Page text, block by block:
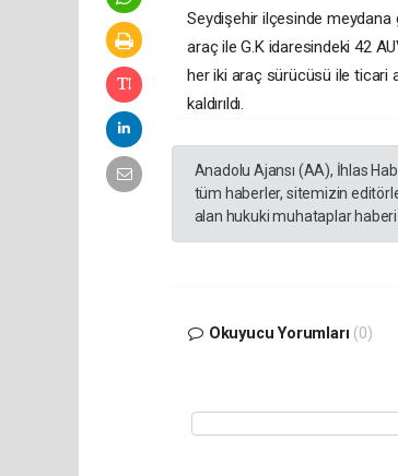
Seydişehir ilçesinde meydana
araç ile G.K idaresindeki 42
her iki araç sürücüsü ile ticari
kaldırıldı.
Anadolu Ajansı (AA), İhlas
tüm haberler, sitemizin
alan hukuki muhataplar
Okuyucu Yorumları (0)